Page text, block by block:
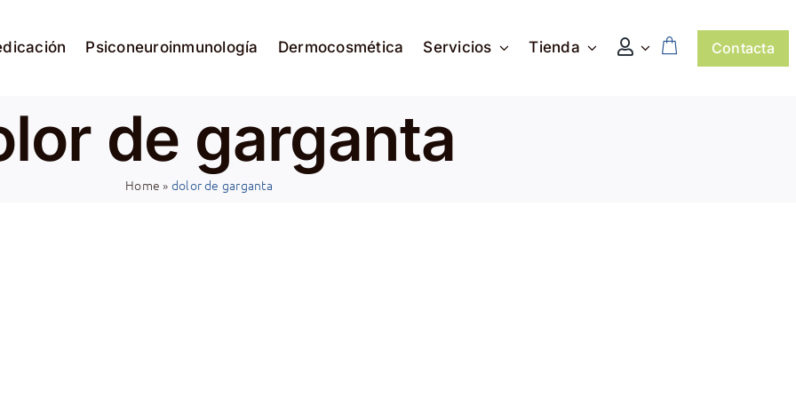
Psiconeuroinmunología Dermocosmética Servicios Tienda Contacta
de garganta
Home » dolor de garganta